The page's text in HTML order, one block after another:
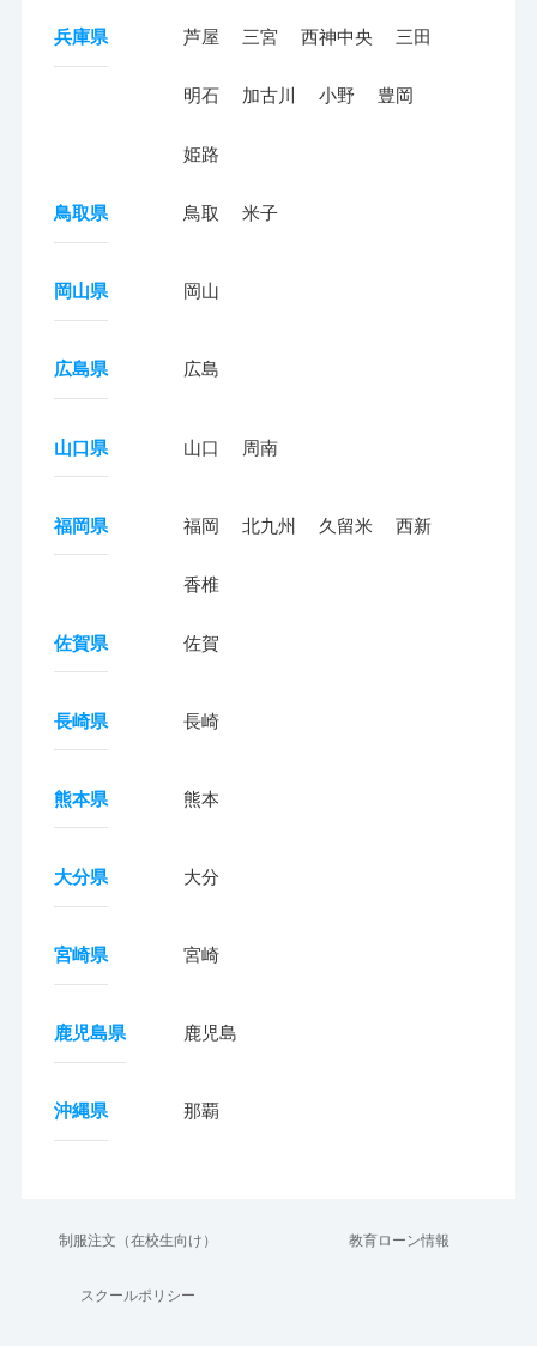
兵庫県 芦屋 三宮 西神中央 三田
明石 加古川 小野 豊岡
姫路
鳥取県 鳥取 米子
岡山県 岡山
広島県 広島
山口県 山口 周南
福岡県 福岡 北九州 久留米 西新
香椎
佐賀県 佐賀
長崎県 長崎
熊本県 熊本
大分県 大分
宮崎県 宮崎
鹿児島県 鹿児島
沖縄県 那覇
制服注文（在校生向け） 教育ローン情報
スクールポリシー